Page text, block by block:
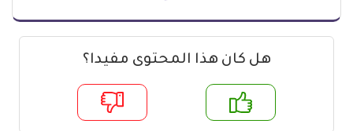
هل كان هذا المحتوى مفيدا؟
لا